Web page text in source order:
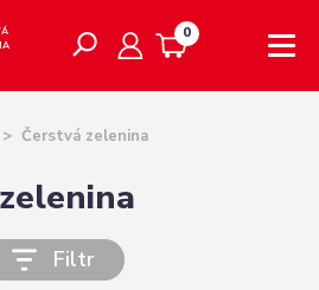
0
> Čerstvá zelenina
Filtr